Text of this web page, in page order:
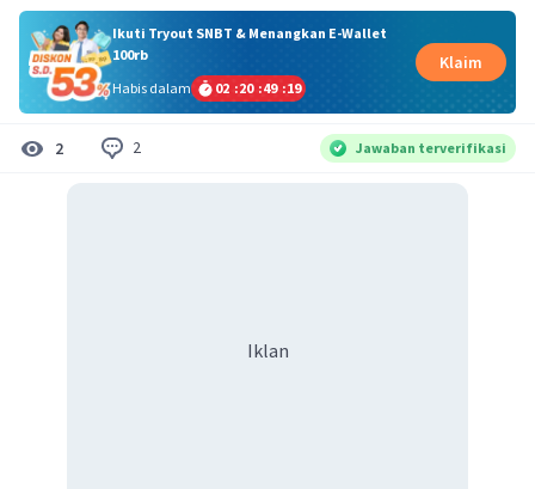
Ikuti Tryout SNBT & Menangkan E-Wallet
100rb
Habis dalam
02 :20 :49 :18
Klaim
2 2 Jawaban terverifikasi
Iklan